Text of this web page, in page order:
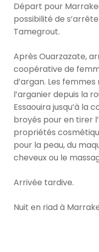
Départ pour
possibilité de
Tamegrout.
Après Ouarzazate,
coopérative de
d’argan. Les
l’arganier depuis la
Essaouira jusqu’à la
broyés pour en tirer
propriétés
pour la peau, du
cheveux ou le
Arrivée tardive.
Nuit en riad à